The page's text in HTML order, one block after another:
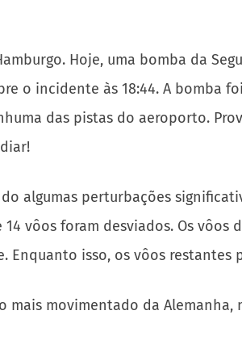
Hoje, uma bomba da
o incidente às 18:44. A bomba
das pistas do aeroporto.
algumas perturbações
vôos foram desviados. Os
Enquanto isso, os vôos restantes
mais movimentado da